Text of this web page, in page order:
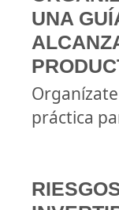
UNA
práctica